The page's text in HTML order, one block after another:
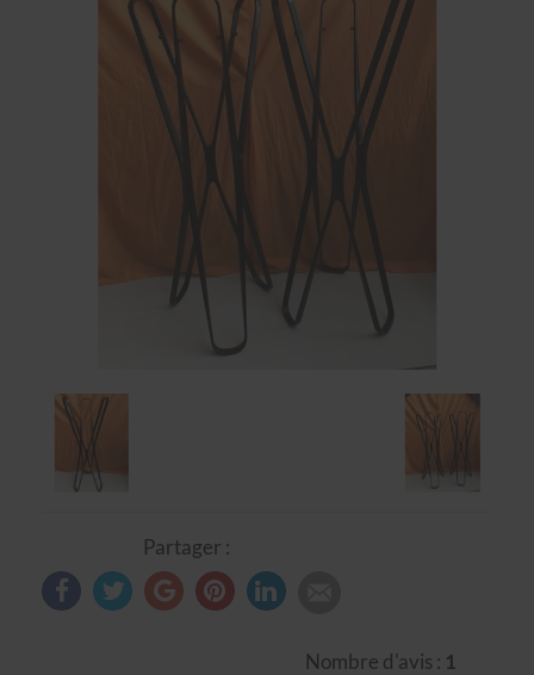
Partager :
Nombre d'avis : 1